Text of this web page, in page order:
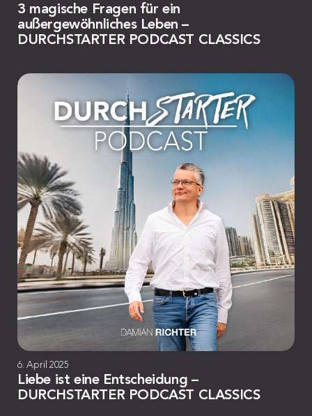
3 magische Fragen für ein
außergewöhnliches Leben –
DURCHSTARTER PODCAST CLASSICS
6. April 2025
Liebe ist eine Entscheidung –
DURCHSTARTER PODCAST CLASSICS